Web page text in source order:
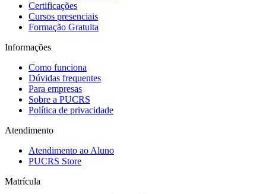
Certificações
Cursos presenciais
Formação Gratuita
Informações
Como funciona
Dúvidas frequentes
Para empresas
Sobre a PUCRS
Política de privacidade
Atendimento
Atendimento ao Aluno
PUCRS Store
Matrícula